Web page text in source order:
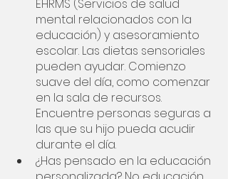
EHRMS (Servicios de salud
mental relacionados con la
educación) y asesoramiento
escolar. Las dietas sensoriales
pueden ayudar. Comienzo
suave del día, como comenzar
en la sala de recursos.
Encuentre personas seguras a
las que su hijo pueda acudir
durante el día.
¿Has pensado en la educación